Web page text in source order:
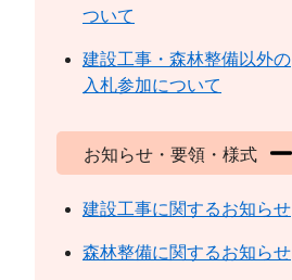
ついて
建設工事・森林整備以外の
入札参加について
お知らせ・要領・様式
建設工事に関するお知らせ
森林整備に関するお知らせ